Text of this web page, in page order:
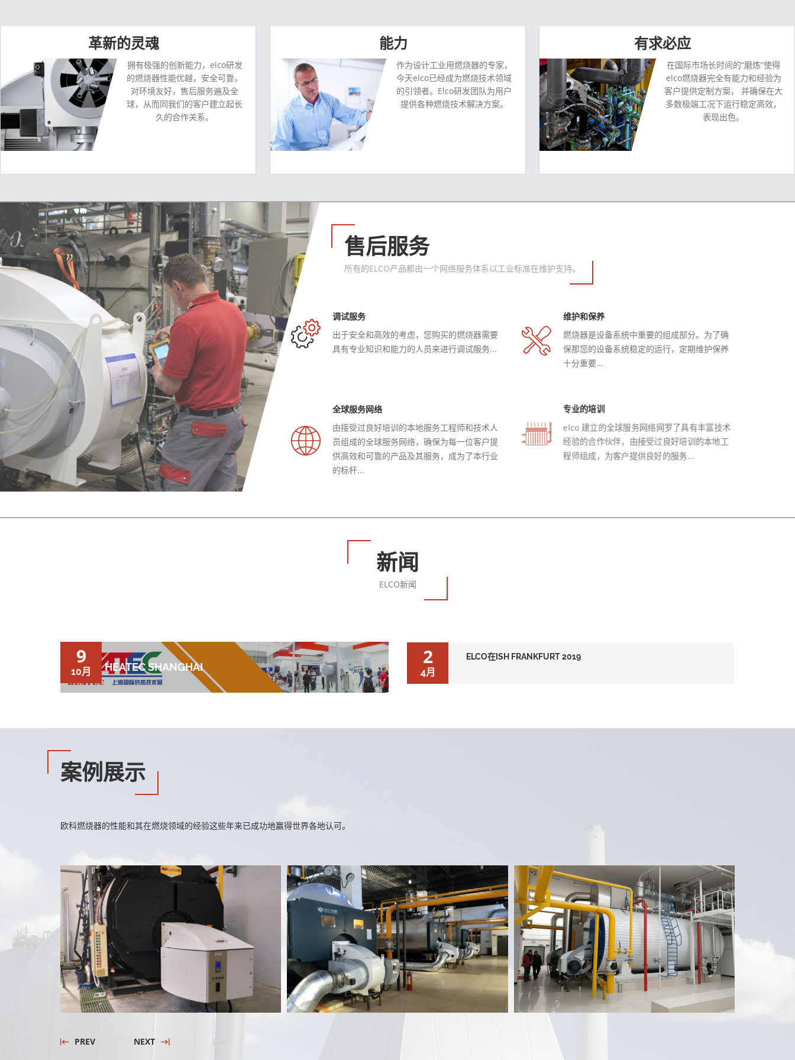
革新的灵魂
拥有极强的创新能力，elco研发
的燃烧器性能优越，安全可靠，
对环境友好，售后服务遍及全
球，从而同我们的客户建立起长
久的合作关系。
能力
作为设计工业用燃烧器的专家，
今天elco已经成为燃烧技术领域
的引领者。Elco研发团队为用户
提供各种燃烧技术解决方案。
有求必应
在国际市场长时间的“磨炼”使得
elco燃烧器完全有能力和经验为
客户提供定制方案， 并确保在大
多数极端工况下运行稳定高效，
表现出色。
售后服务
所有的ELCO产品都由一个网络服务体系以工业标准在维护支持。
调试服务
出于安全和高效的考虑，您购买的燃烧器需要
具有专业知识和能力的人员来进行调试服务...
维护和保养
燃烧器是设备系统中重要的组成部分。为了确
保那您的设备系统稳定的运行，定期维护保养
十分重要...
全球服务网络
由接受过良好培训的本地服务工程师和技术人
员组成的全球服务网络，确保为每一位客户提
供高效和可靠的产品及其服务，成为了本行业
的标杆...
专业的培训
elco 建立的全球服务网络网罗了具有丰富技术
经验的合作伙伴，由接受过良好培训的本地工
程师组成，为客户提供良好的服务...
新闻
ELCO新闻
9
10月
2019 HEATEC SHANGHAI 2
4月
ELCO在ISH FRANKFURT 2019
案例展示
欧科燃烧器的性能和其在燃烧领域的经验这些年来已成功地赢得世界各地认可。
PREV NEXT